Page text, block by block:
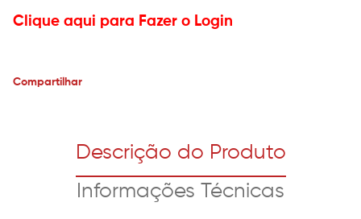
Clique aqui para Fazer o Login
Compartilhar
Descrição do Produto
Informações Técnicas